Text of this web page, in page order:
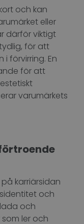
och kan
eller
därför viktigt
för att
förvirring. En
för att
varumärkets
karriärsidan
och
och
ler och